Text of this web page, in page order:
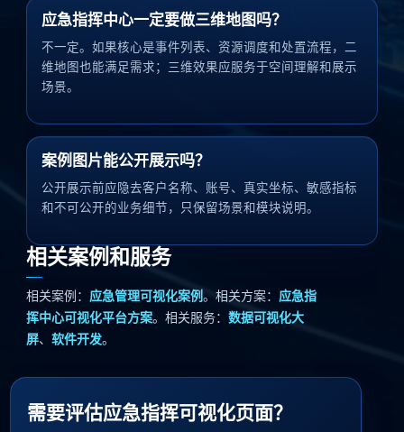
应急指挥中心一定要做三维地图吗？
不一定。如果核心是事件列表、资源调度和处置流程，二
维地图也能满足需求；三维效果应服务于空间理解和展示
场景。
案例图片能公开展示吗？
公开展示前应隐去客户名称、账号、真实坐标、敏感指标
和不可公开的业务细节，只保留场景和模块说明。
相关案例和服务
相关案例： 应急管理可视化案例。相关方案： 应急指
挥中心可视化平台方案。相关服务： 数据可视化大
屏、 软件开发。
需要评估应急指挥可视化页面？